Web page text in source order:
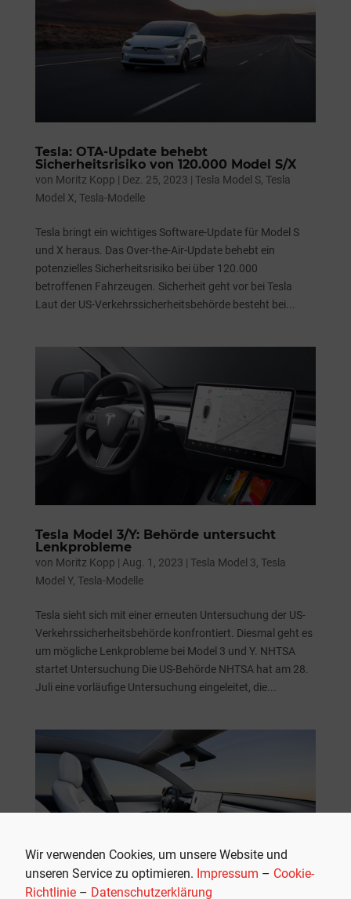
Wir verwenden Cookies, um unsere Website und
unseren Service zu optimieren. Impressum – Cookie-
Richtlinie – Datenschutzerklärung
Tesla: OTA-Update behebt
Sicherheitsrisiko von 120.000 Model S/X
von Moritz Kopp | Dez. 25, 2023 | Tesla Model S, Tesla
Model X Tesla-Modelle
Tesla bringt ein wichtiges Software-Update für Model S
und X heraus. Das Over-the-Air-Update behebt ein
potenzielles Sicherheitsrisiko bei über 120.000
betroffenen Fahrzeugen. Sicherheit geht vor bei Tesla
Laut der US-Verkehrssicherheitsbehörde besteht bei...
Tesla Model 3/Y: Behörde untersucht
Lenkprobleme
von Moritz Kopp | Aug. 1, 2023 | Tesla Model 3 Tesla
Model Y, Tesla-Modelle
Tesla sieht sich mit einer erneuten Untersuchung der US-
Verkehrssicherheitsbehörde konfrontiert. Diesmal geht es
um mögliche Lenkprobleme bei Model 3 und Y. NHTSA
startet Untersuchung Die US-Behörde NHTSA hat am 28.
Juli eine vorläufige Untersuchung eingeleitet, die...